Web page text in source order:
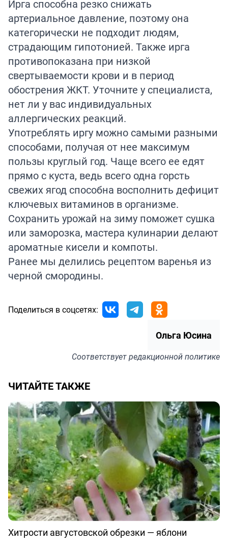
Ирга способна резко снижать
артериальное давление, поэтому она
категорически не подходит людям,
страдающим гипотонией. Также ирга
противопоказана при низкой
свертываемости крови и в период
обострения ЖКТ. Уточните у специалиста,
нет ли у вас индивидуальных
аллергических реакций.
Употреблять иргу можно самыми разными
способами, получая от нее максимум
пользы круглый год. Чаще всего ее едят
прямо с куста, ведь всего одна горсть
свежих ягод способна восполнить дефицит
ключевых витаминов в организме.
Сохранить урожай на зиму поможет сушка
или заморозка, мастера кулинарии делают
ароматные кисели и компоты.
Ранее мы делились рецептом варенья из
черной смородины.
Поделиться в соцсетях:
Ольга Юсина
Соответствуетредакционной политике
ЧИТАЙТЕ ТАКЖЕ
Хитрости августовской обрезки — яблони